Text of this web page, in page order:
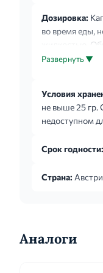
Дозировка:
во время еды,
жидкостью.
раза в сутки.
раза в сутки.
характера и
Развернуть ▼
Условия
не выше 25 гр.
недоступном
Срок годности:
Страна:
Аналоги